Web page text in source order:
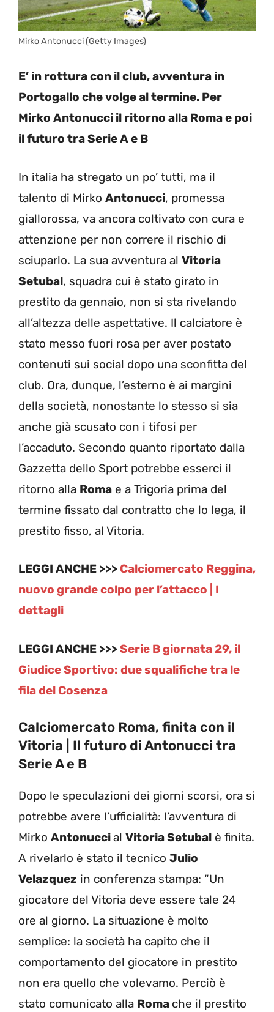
Mirko Antonucci (Getty Images)
E’ in rottura con il club, avventura in
Portogallo che volge al termine. Per
Mirko Antonucci il ritorno alla Roma e poi
il futuro tra Serie A e B
In italia ha stregato un po’ tutti, ma il
talento di Mirko Antonucci, promessa
giallorossa, va ancora coltivato con cura e
attenzione per non correre il rischio di
sciuparlo. La sua avventura al Vitoria
Setubal, squadra cui è stato girato in
prestito da gennaio, non si sta rivelando
all’altezza delle aspettative. Il calciatore è
stato messo fuori rosa per aver postato
contenuti sui social dopo una sconfitta del
club. Ora, dunque, l’esterno è ai margini
della società, nonostante lo stesso si sia
anche già scusato con i tifosi per
l’accaduto. Secondo quanto riportato dalla
Gazzetta dello Sport potrebbe esserci il
ritorno alla Roma e a Trigoria prima del
termine fissato dal contratto che lo lega, il
prestito fisso, al Vitoria.
LEGGI ANCHE >>> Calciomercato Reggina,
nuovo grande colpo per l’attacco | I
dettagli
LEGGI ANCHE >>>Serie B giornata 29, il
Giudice Sportivo: due squalifiche tra le
fila del Cosenza
Calciomercato Roma, finita con il
Vitoria | Il futuro di Antonucci tra
Serie A e B
Dopo le speculazioni dei giorni scorsi, ora si
potrebbe avere l’ufficialità: l’avventura di
Mirko Antonuccial Vitoria Setubal è finita.
A rivelarlo è stato il tecnico Julio
Velazquez in conferenza stampa: “Un
giocatore del Vitoria deve essere tale 24
ore al giorno. La situazione è molto
semplice: la società ha capito che il
comportamento del giocatore in prestito
non era quello che volevamo. Perciò è
stato comunicato alla Roma che il prestito